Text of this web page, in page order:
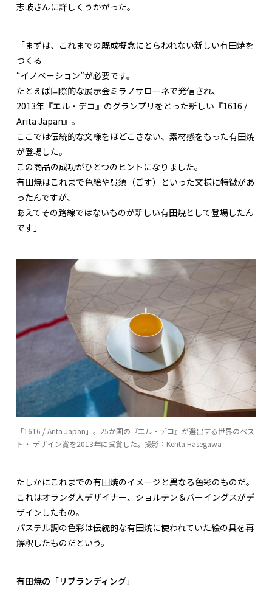
志岐さんに詳しくうかがった。
「まずは、これまでの既成概念にとらわれない新しい有田焼を
つくる
“イノベーション”が必要です。
たとえば国際的な展示会ミラノサローネで発信され、
2013年『エル・デコ』のグランプリをとった新しい『1616 /
Arita Japan』。
ここでは伝統的な文様をほどこさない、素材感をもった有田焼
が登場した。
この商品の成功がひとつのヒントになりました。
有田焼はこれまで色絵や呉須（ごす）といった文様に特徴があ
ったんですが、
あえてその路線ではないものが新しい有田焼として登場したん
です」
「1616 / Arita Japan」。25か国の『エル・デコ』が選出する世界のベス
ト・ デザイン賞を2013年に受賞した。撮影：Kenta Hasegawa
たしかにこれまでの有田焼のイメージと異なる色彩のものだ。
これはオランダ人デザイナー、ショルテン＆バーイングスがデ
ザインしたもの。
パステル調の色彩は伝統的な有田焼に使われていた絵の具を再
解釈したものだという。
有田焼の「リブランディング」